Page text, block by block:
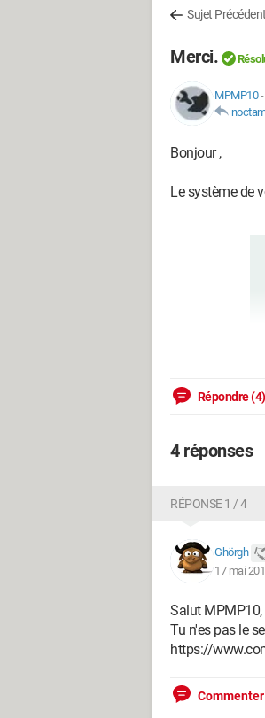
Sujet Précédent
Merci.
MPMP10-
Bonjour ,
Le système de
Répondre (4)
4 réponses
RÉPONSE 1 / 4
Ghörgh
17 mai
Salut MPMP10,
Tu n'es pas le
https://
Commenter